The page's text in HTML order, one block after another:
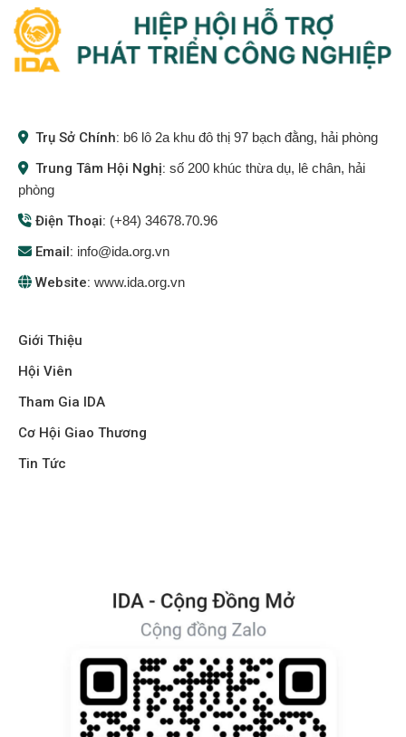
Trụ Sở Chính: b6 lô 2a khu đô thị 97 bạch đằng, hải phòng
Trung Tâm Hội Nghị: số 200 khúc thừa dụ, lê chân, hải
phòng
Điện Thoại: (+84) 34678.70.96
Email: info@ida.org.vn
Website: www.ida.org.vn
Giới Thiệu
Hội Viên
Tham Gia IDA
Cơ Hội Giao Thương
Tin Tức